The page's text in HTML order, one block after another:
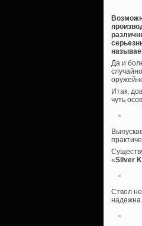
Да и
Итак,
чуть
«Silver
Ствол
надежна.